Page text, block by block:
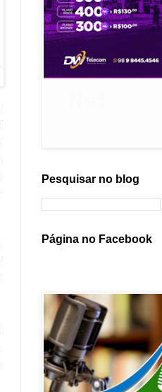
Pesquisar no blog
Página no Facebook